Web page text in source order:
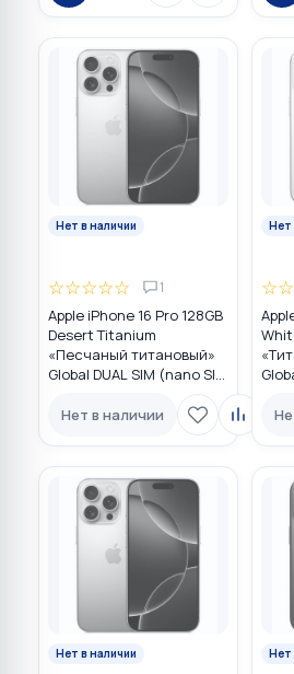
Нет в наличии
☆☆☆☆☆ 1
Apple iPhone 16 Pro 128GB
Desert Titanium
«Песчаный титановый»
Global DUAL SIM (nano SIM
Нет в наличии
Нет
☆☆
Нет в наличии Нет